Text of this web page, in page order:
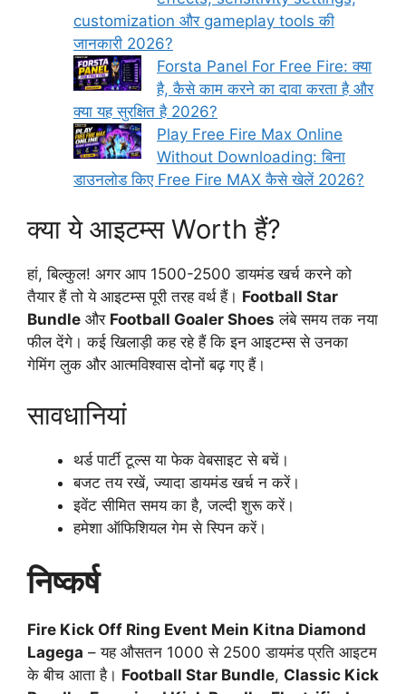
customization और gameplay tools की
जानकारी 2026?
Forsta Panel For Free Fire: क्या
है, कैसे काम करने का दावा करता है और
क्या यह सुरक्षित है 2026?
Play Free Fire Max Online
Without Downloading: बिना
डाउनलोड किए Free Fire MAX कैसे खेलें 2026?
क्या ये आइटम्स Worth हैं?
हां, बिल्कुल! अगर आप 1500-2500 डायमंड खर्च करने को
तैयार हैं तो ये आइटम्स पूरी तरह वर्थ हैं। Football Star
Bundle और Football Goaler Shoes लंबे समय तक नया
फील देंगे। कई खिलाड़ी कह रहे हैं कि इन आइटम्स से उनका
गेमिंग लुक और आत्मविश्वास दोनों बढ़ गए हैं।
सावधानियां
थर्ड पार्टी टूल्स या फेक वेबसाइट से बचें।
बजट तय रखें, ज्यादा डायमंड खर्च न करें।
इवेंट सीमित समय का है, जल्दी शुरू करें।
हमेशा ऑफिशियल गेम से स्पिन करें।
निष्कर्ष
Fire Kick Off Ring Event Mein Kitna Diamond
Lagega – यह औसतन 1000 से 2500 डायमंड प्रति आइटम
के बीच आता है। Football Star Bundle, Classic Kick